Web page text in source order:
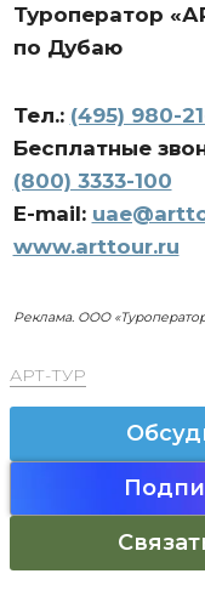
Туроператор
по Дубаю
Тел.: (495) 980-
Бесплатные
(800) 3333-100
E-mail:
www.arttour.ru
Реклама. ООО
АРТ-ТУР